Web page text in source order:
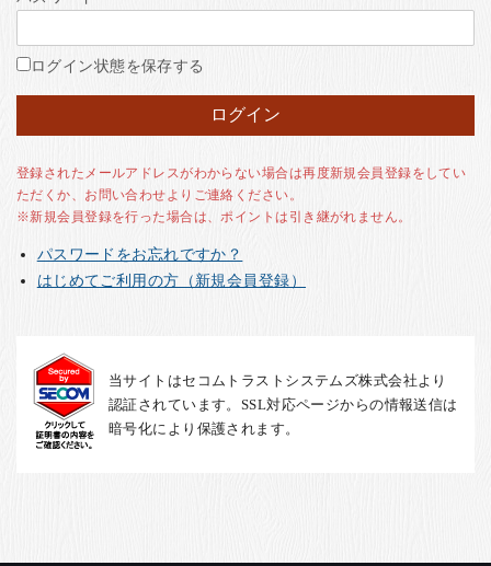
お客様の声
お知らせ
English
ログイン状態を保存する
登録されたメールアドレスがわからない場合は再度新規会員登録をしてい
ただくか、お問い合わせよりご連絡ください。
※新規会員登録を行った場合は、ポイントは引き継がれません。
パスワードをお忘れですか？
はじめてご利用の方（新規会員登録）
当サイトはセコムトラストシステムズ株式会社より
認証されています。SSL対応ページからの情報送信は
暗号化により保護されます。